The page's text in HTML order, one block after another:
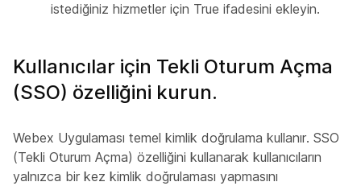
istediğiniz hizmetler için True ifadesini ekleyin.
Kullanıcılar için Tekli Oturum Açma
(SSO) özelliğini kurun.
Webex Uygulaması temel kimlik doğrulama kullanır. SSO
(Tekli Oturum Açma) özelliğini kullanarak kullanıcıların
yalnızca bir kez kimlik doğrulaması yapmasını